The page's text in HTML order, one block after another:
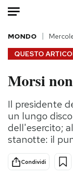
HOME
Italia
Politica
Tecnologia
Internet
Scienza
Cultura
QUESTO
MONDO
Morsi
Il presidente
un lungo
dell'esercito;
stanotte: il
Condividi